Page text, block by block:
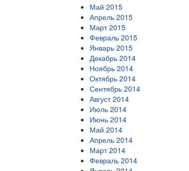
Май 2015
Апрель 2015
Март 2015
Февраль 2015
Январь 2015
Декабрь 2014
Ноябрь 2014
Октябрь 2014
Сентябрь 2014
Август 2014
Июль 2014
Июнь 2014
Май 2014
Апрель 2014
Март 2014
Февраль 2014